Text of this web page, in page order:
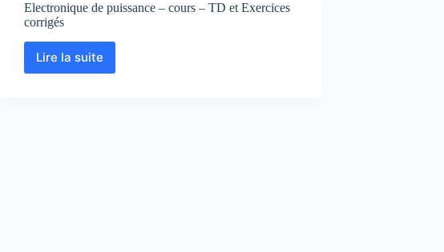
Electronique de puissance – cours – TD et Exercices
corrigés
Lire la suiteElectronique